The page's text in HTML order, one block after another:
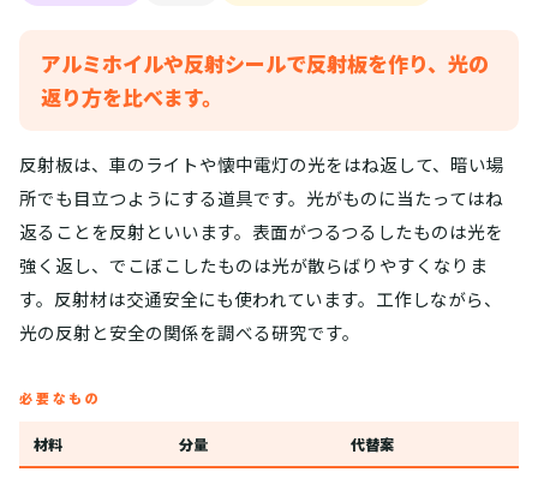
アルミホイルや反射シールで反射板を作り、光の
返り方を比べます。
反射板は、車のライトや懐中電灯の光をはね返して、暗い場
所でも目立つようにする道具です。光がものに当たってはね
返ることを反射といいます。表面がつるつるしたものは光を
強く返し、でこぼこしたものは光が散らばりやすくなりま
す。反射材は交通安全にも使われています。工作しながら、
光の反射と安全の関係を調べる研究です。
必要なもの
材料 分量 代替案